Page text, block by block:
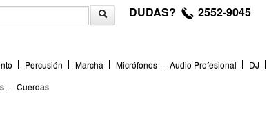
DUDAS? 2552-9045
Percusión Marcha Micrófonos Audio Profesional DJ
Cuerdas